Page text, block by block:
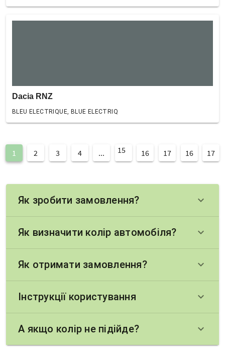
Dacia RNZ
BLEU ELECTRIQUE, BLUE ELECTRIQ
1 2 3 4 ... 15 16 17 16 17
Як зробити замовлення? keyboard_arrow_down
Як визначити колір автомобіля? keyboard_arrow_down
Як отримати замовлення? keyboard_arrow_down
Інструкції користування keyboard_arrow_down
А якщо колір не підійде? keyboard_arrow_down